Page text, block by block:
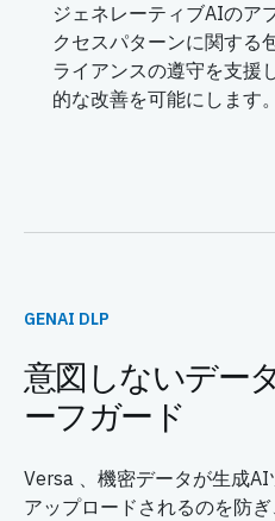
ジェネレーティブAIのア
クセスパターンに関する
ライアンスの遵守を支援
的な改善を可能にします。
GENAI DLP
意図しないデー
ーフガード
Versa 、機密データが生成
アップロードされるのを防